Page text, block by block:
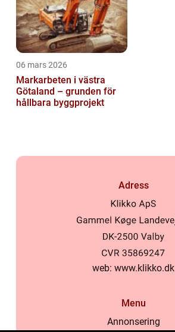
06 mars 2026
Markarbeten i västra
Götaland – grunden för
hållbara byggprojekt
Adress
web: www.klikko.dk
Menu
Annonsering